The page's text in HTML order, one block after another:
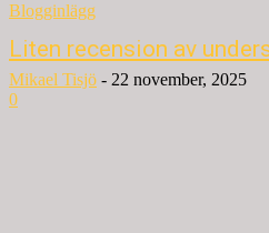
Blogginlägg
Liten recension av
Mikael Tisjö - 22 november, 2025
0